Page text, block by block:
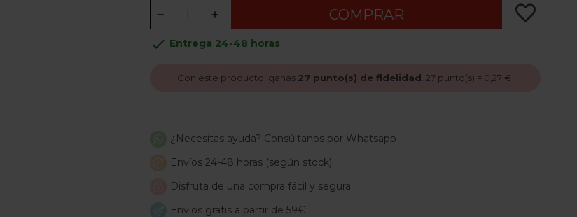
COMPRAR favorite_border
done Entrega 24-48 horas
Con este producto, ganas 27 punto(s) de fidelidad. 27 punto(s) = 0,27 €.
¿Necesitas ayuda? Consúltanos por Whatsapp
Envíos 24-48 horas (según stock)
Disfruta de una compra fácil y segura
Envíos gratis a partir de 59€